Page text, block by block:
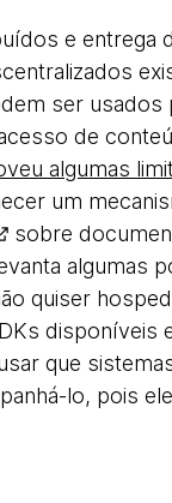
e entrega
ser usados
de
algumas
um
sobre
algumas
quiser
disponíveis
que
lo, pois